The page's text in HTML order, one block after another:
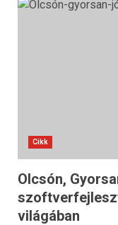
Cikk
Olcsón,
világában